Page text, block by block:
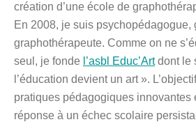
création d’une école de
En 2008, je suis psychopédagogue,
graphothérapeute. Comme on ne
seul, je fonde l’asbl Educ’Artdont le
l’éducation devient un art ».
pratiques pédagogiques innovantes
réponse à un échec scolaire